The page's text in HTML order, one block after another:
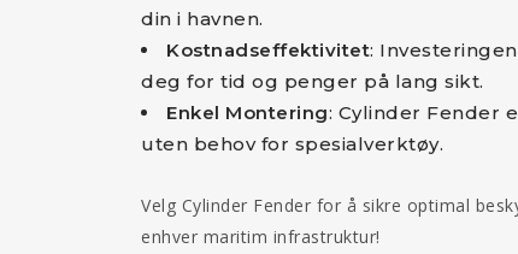
din i havnen.
Kostnadseffektivitet:
deg for tid og penger på lang sikt.
Enkel Montering: Cylinder Fender
uten behov for spesialverktøy.
Velg Cylinder Fender for å sikre optimal
enhver maritim infrastruktur!